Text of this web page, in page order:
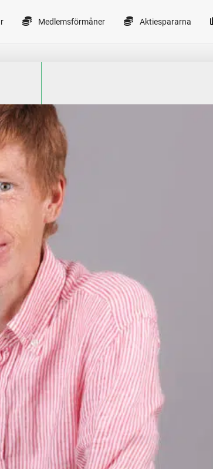
Medlemsförmåner Aktiespararna